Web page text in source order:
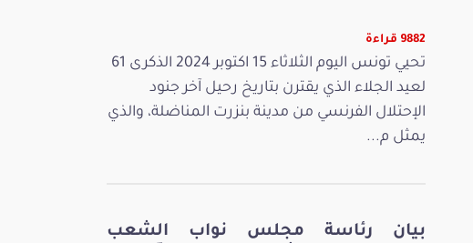
9882 قراءة
تحيي تونس اليوم الثلاثاء 15 اكتوبر 2024 الذكرى 61
لعيد الجلاء الذي يقترن بتاريخ رحيل آخر جنود
الإحتلال الفرنسي من مدينة بنزرت المناضلة، والذي
يمثل م...
بيان رئاسة مجلس نواب الشعب